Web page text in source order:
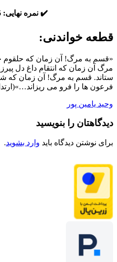
✔️ نمره نهایی: 55 (از 100)
قطعه خواندنی:
«قسم به مرگ! آن زمان که حلقوم
مرگ آن زمان که انتقام داغ دل
ستاند. قسم به مرگ! آن زمان
فرعون ها را فرو می ریزاند…»(ارتداد
وحید یامین پور
دیدگاهتان را بنویسید
برای نوشتن دیدگاه باید وارد بشوید.